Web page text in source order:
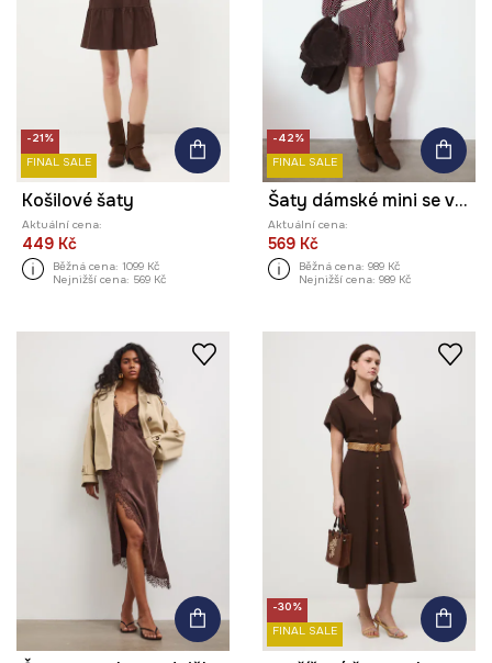
-21%
FINAL SALE
Košilové šaty
Aktuální cena:
449 Kč
Běžná cena: 1099 Kč
Nejnižší cena: 569 Kč
-42%
FINAL SALE
Šaty dámské mini se vzorem a páskem
Aktuální cena:
569 Kč
Běžná cena: 989 Kč
Nejnižší cena: 989 Kč
-30%
FINAL SALE